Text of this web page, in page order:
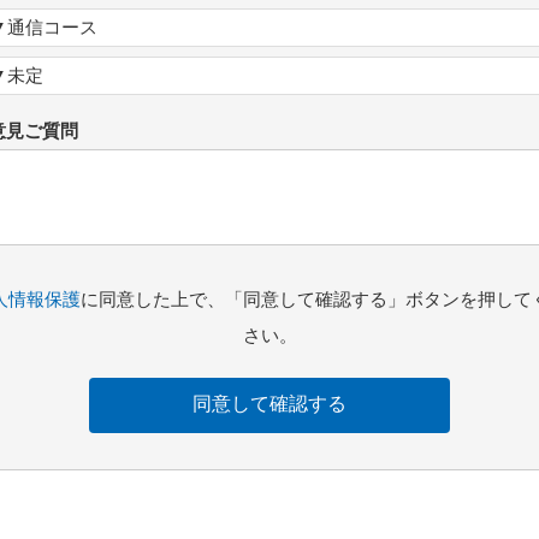
信コース
定
見ご質問
情報保護に同意した上で、「同意して確認する」ボタンを押して
さい。